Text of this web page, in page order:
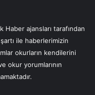
ajansları tarafından
ile haberlerimizin
okurların kendilerini
okur yorumlarının